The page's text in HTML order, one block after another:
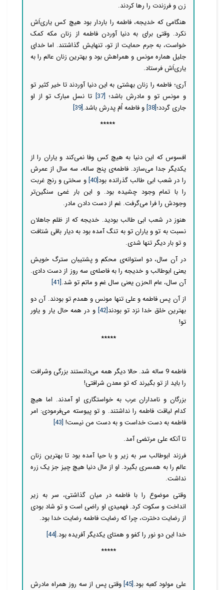
زن و فرزندت را رها کردند.
هنگامی که خدیجه، فاطمه را باردار بود هیچ کس یار‌ی‌اَش
نکرد. وقتی برای به دنیا آوردن فاطمه از زنان مکه کمک
خواست، به جرم حمایت از تو، تنهایش گذاشتند. اما خدای
جلیل هماره مونس و همراهش بود و بهترین زنان عالم را به
یاری‌اَش فرستاد.
آری؛ فاطمه را زنان بهشتی به این دنیا آوردند تا خیر کثیر تو
و مونس تو و مادرش باشد؛ [37] تا نسل مبارک تو از او
جاری گردد؛[38] و فاطمه اُمّ پدرش باشد.[39]
*****
افسوس که این دنیا به هیچ کس وفا نمی‌کند و یاران را از
یکدیگر جدا می‌سازد. فاطمه‌ی پنج ساله، سه سال از عمرش
را در شعب ابی طالب گذرانده بود[40] و سختی و رنج غربت
را با تمام وجود چشیده بود. و این بار غمی سنگین‌تر
وجودش را فرا می‌گرفت. غم از دست دادن مادر.
هنوز در شعب ابی طالب بودید. خدیجه که از ظلم جاهلان
نسبت به تو و یاران تو به تنگ آمده بود به دیار باقی شتافت
و تو بار دیگر تنها شدی.
در آن سال، دو استوانه‌ی محکم و پشتیبان سترگ خویش
یعنی ابوطالب و خدیجه را به فاصله‌ی سه روز از دست دادی.
آن سال، عام الحزن یعنی سال غم و ماتم تو شد.[41]
از آن پس فاطمه و علی تنها مونس و همدم تو بودند. آن دو
بهترین خلق خدا نزد تو بودند[42] و در همه حال یار و یاور
تو!
*****
فاطمه 9 ساله شد. حالا دیگر همه می‌دانستند بزرگی وشرافت
را باید از تو بگیرند که تو معدن شرافتی!
بزرگان و نامداران عرب به خواستگاری او آمدند. اما هیچ
کدام لیاقت فاطمه را نداشتند. و تو پیوسته می‌فرمودی: امر
فاطمه به دست خداست و به دست من نیست! [43]
تا آنکه علی مرتضی آمد.
فرزند ابوطالب سر به زیر و با حیا آمده بود تا بهترین زنان
عالم را به همسری بگیرد. او از مال دنیا هیچ چیز جز یک زره
نداشت.
وقتی موضوع را با فاطمه در میان گذاشتی، سر به زیر
انداخت و سکوت کرد. فهمیدی او راضی است و تو شاد بودی
از رضایت دخترت، چرا که رضایت فاطمه رضایت خدا بود.
خدا این دو نور را کفو و همتای یکدیگر آفریده بود.[44]
*****
علی مولود کعبه بود.[45] وقتی پس از سه روز همراه مادرش